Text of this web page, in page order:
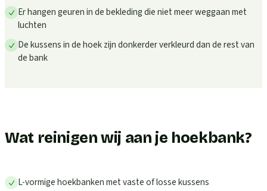
Er hangen geuren in de bekleding die niet meer weggaan met
luchten
De kussens in de hoek zijn donkerder verkleurd dan de rest van
de bank
Wat reinigen wij aan je hoekbank?
L-vormige hoekbanken met vaste of losse kussens